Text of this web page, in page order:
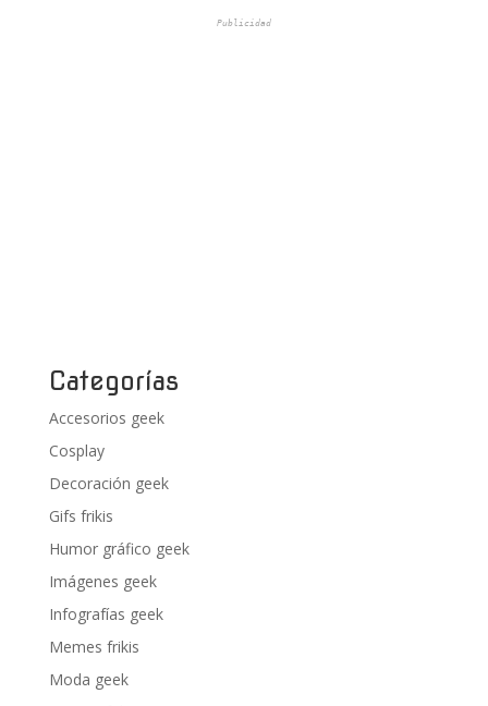
Publicidad
Categorías
Accesorios geek
Cosplay
Decoración geek
Gifs frikis
Humor gráfico geek
Imágenes geek
Infografías geek
Memes frikis
Moda geek